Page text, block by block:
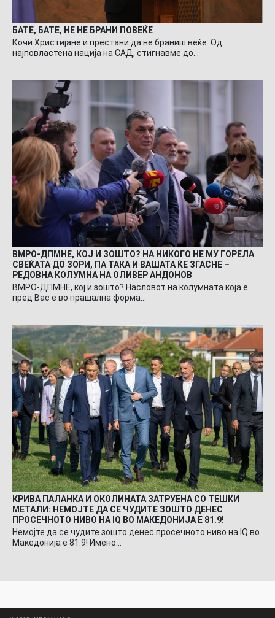
БАТЕ, БАТЕ, НЕ НЕ БРАНИ ПОВЕЌЕ
Кочи Христијане и престани да не браниш веќе. Од
најповластена нација на САД, стигнавме до…
ВМРО-ДПМНЕ, КОЈ И ЗОШТО? НА НИКОГО НЕ МУ ГОРЕЛА
СВЕЌАТА ДО ЗОРИ, ПА ТАКА И ВАШАТА ЌЕ ЗГАСНЕ –
РЕДОВНА КОЛУМНА НА ОЛИВЕР АНДОНОВ
ВМРО-ДПМНЕ, кој и зошто? Насловот на колумната која е
пред Вас е во прашална форма…
КРИВА ПАЛАНКА И ОКОЛИНАТА ЗАТРУЕНА СО ТЕШКИ
МЕТАЛИ: НЕМОЈТЕ ДА СЕ ЧУДИТЕ ЗОШТО ДЕНЕС
ПРОСЕЧНОТО НИВО НА IQ ВО МАКЕДОНИЈА Е 81.9!
Немојте да се чудите зошто денес просечното ниво на IQ во
Македонија е 81.9! Имено…